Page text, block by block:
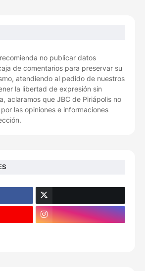
no publicar datos
de comentarios para preservar su
atendiendo al pedido de nuestros
la libertad de expresión sin
aclaramos que JBC de Piriápolis no
las opiniones e informaciones